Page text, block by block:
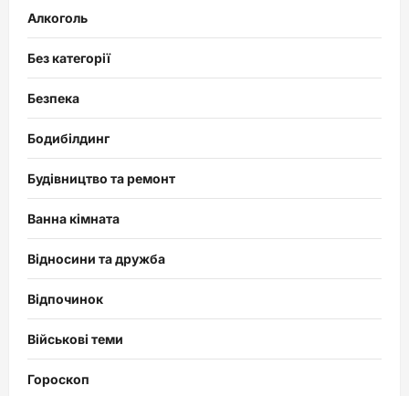
Алкоголь
Без категорії
Безпека
Бодибілдинг
Будівництво та ремонт
Ванна кімната
Відносини та дружба
Відпочинок
Військові теми
Гороскоп